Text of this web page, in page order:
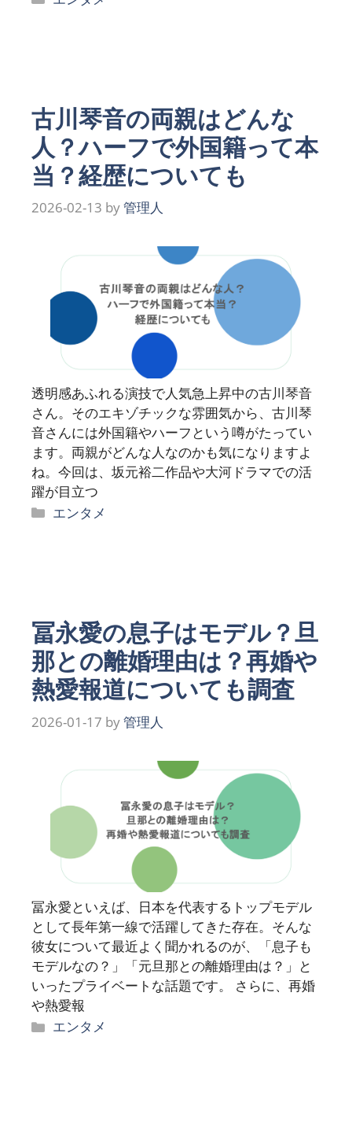
古川琴音の両親はどんな
人？ハーフで外国籍って本
当？経歴についても
2026-02-13 by管理人
透明感あふれる演技で人気急上昇中の古川琴音
さん。そのエキゾチックな雰囲気から、古川琴
音さんには外国籍やハーフという噂がたってい
ます。両親がどんな人なのかも気になりますよ
ね。今回は、坂元裕二作品や大河ドラマでの活
躍が目立つ
カ
エンタメ
冨永愛の息子はモデル？旦
那との離婚理由は？再婚や
熱愛報道についても調査
2026-01-17 by管理人
冨永愛といえば、日本を代表するトップモデル
として長年第一線で活躍してきた存在。そんな
彼女について最近よく聞かれるのが、「息子も
モデルなの？」「元旦那との離婚理由は？」と
いったプライベートな話題です。 さらに、再婚
や熱愛報
カ
エンタメ